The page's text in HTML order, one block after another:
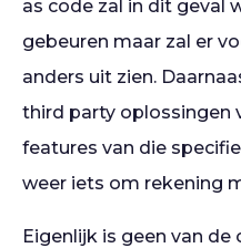
as code zal in dit geval
gebeuren maar zal er
anders uit zien.
third party oplossingen
features van die
weer iets om rekening
Eigenlijk is geen van